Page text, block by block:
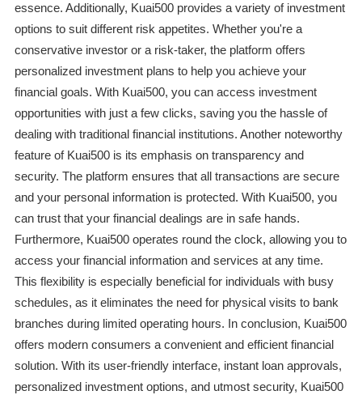
essence. Additionally, Kuai500 provides a variety of investment
options to suit different risk appetites. Whether you're a
conservative investor or a risk-taker, the platform offers
personalized investment plans to help you achieve your
financial goals. With Kuai500, you can access investment
opportunities with just a few clicks, saving you the hassle of
dealing with traditional financial institutions. Another noteworthy
feature of Kuai500 is its emphasis on transparency and
security. The platform ensures that all transactions are secure
and your personal information is protected. With Kuai500, you
can trust that your financial dealings are in safe hands.
Furthermore, Kuai500 operates round the clock, allowing you to
access your financial information and services at any time.
This flexibility is especially beneficial for individuals with busy
schedules, as it eliminates the need for physical visits to bank
branches during limited operating hours. In conclusion, Kuai500
offers modern consumers a convenient and efficient financial
solution. With its user-friendly interface, instant loan approvals,
personalized investment options, and utmost security, Kuai500